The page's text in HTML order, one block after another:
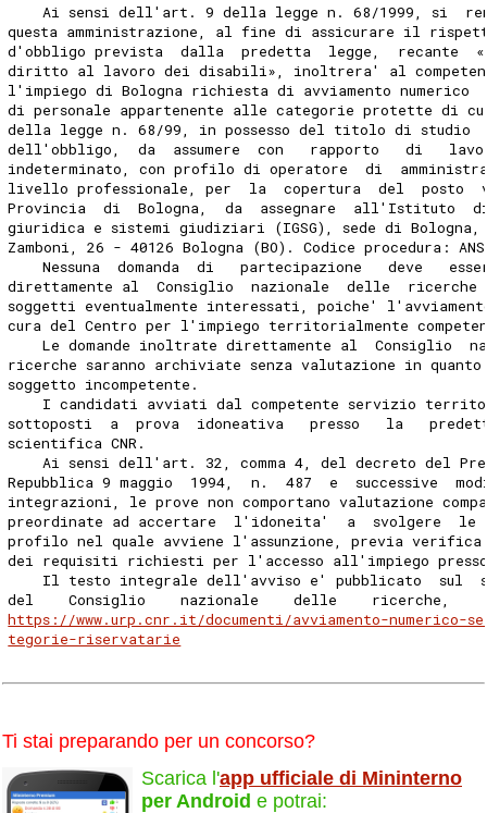
Ai sensi dell'art. 9 della legge n. 68/1999, si
questa amministrazione, al fine di assicurare il
d'obbligo prevista  dalla  predetta  legge,  recante
diritto al lavoro dei disabili», inoltrera' al
l'impiego di Bologna richiesta di avviamento
di personale appartenente alle categorie protette di
della legge n. 68/99, in possesso del titolo di studio
dell'obbligo,  da  assumere  con   rapporto   di
indeterminato, con profilo di operatore  di
livello professionale, per  la  copertura  del  posto
Provincia  di  Bologna,  da  assegnare  all'Istituto
giuridica e sistemi giudiziari (IGSG), sede di
Zamboni, 26 - 40126 Bologna (BO). Codice procedura:
Nessuna  domanda  di   partecipazione   deve
direttamente al  Consiglio  nazionale  delle
soggetti eventualmente interessati, poiche'
cura del Centro per l'impiego territorialmente
Le domande inoltrate direttamente al  Consiglio
ricerche saranno archiviate senza valutazione in
soggetto incompetente.
I candidati avviati dal competente servizio
sottoposti  a  prova  idoneativa   presso   la
scientifica CNR.
Ai sensi dell'art. 32, comma 4, del decreto del
Repubblica 9 maggio  1994,  n.  487  e  successive
integrazioni, le prove non comportano valutazione
preordinate ad accertare  l'idoneita'  a  svolgere  le
profilo nel quale avviene l'assunzione, previa verifica
dei requisiti richiesti per l'accesso all'impiego
Il testo integrale dell'avviso e' pubblicato  sul
del    Consiglio    nazionale    delle    ricerche,
https://www.urp.cnr.it/documenti/avviamento-numerico-
tegorie-riservatarie
Ti stai preparando per un concorso?
Scarica l'app ufficiale di Mininterno
per Android e potrai: